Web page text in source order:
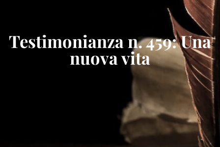
Testimonianza n. 459: Una
nuova vita